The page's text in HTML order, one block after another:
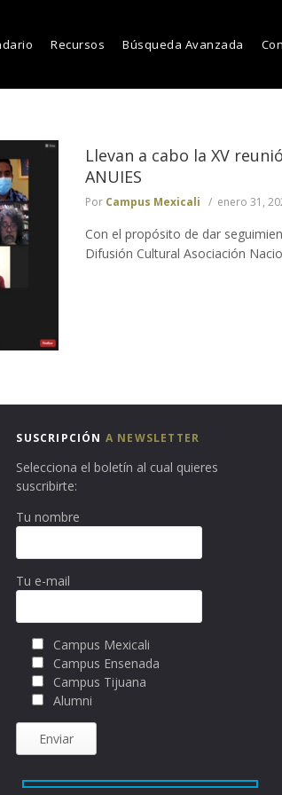
Recursos Búsqueda Avanzada
Llevan a cabo la XV
ANUIES
Por Campus Mexicali enero 31,
Con el propósito de dar
Difusión Cultural Asociación
SUSCRIPCIÓN A NEWSLETTER
Selecciona el boletín al cual quieres
suscribirte:
Tu nombre
Tu e-mail
Campus Mexicali
Campus Ensenada
Campus Tijuana
Alumni